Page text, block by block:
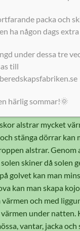
ha hemma för att
Varma kläder att ta
skor. Även filtar
Något att skapa
och
och fotogenlyktor är
och ljus. Och tänk
när värmen
alstrar mycket
stänga dörrar kan
alstrar. Genom
skiner då solen
golvet kan man
kan man skapa
och med
under natten.
vantar, jacka och
packa och
ha någon dags
under dessa tre
till
härlig sommar!🌞